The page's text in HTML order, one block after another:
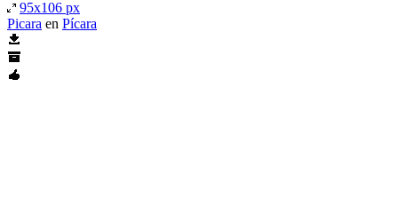
95x106 px
Picara en Pícara